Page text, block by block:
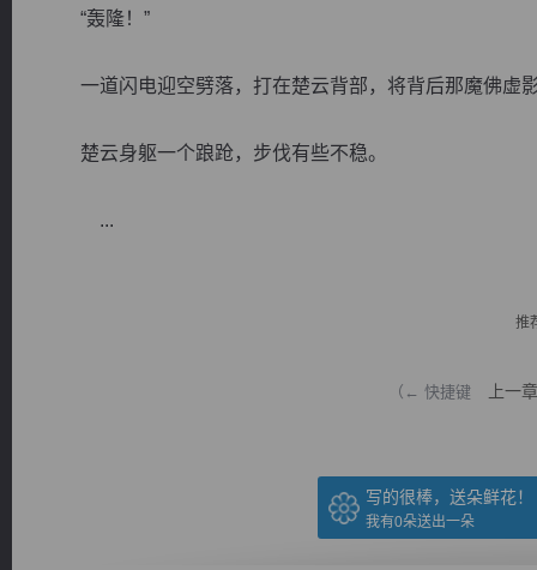
“轰隆！”
一道闪电迎空劈落，打在楚云背部，将背后那魔佛虚
楚云身躯一个踉跄，步伐有些不稳。
...
推
（← 快捷键 上一章
写的很棒，送朵鲜花！
我有0朵送出一朵